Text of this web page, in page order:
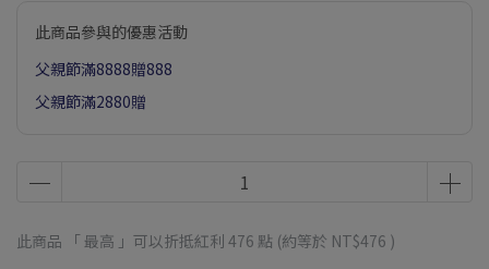
此商品參與的優惠活動
父親節滿8888贈888
父親節滿2880贈
此商品 「 最高 」可以折抵紅利 476 點 (約等於 NT$476 )